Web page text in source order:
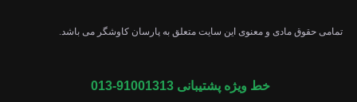
تمامی حقوق مادی و معنوی این سایت متعلق به پارسان کاوشگر می باشد.
خط ویژه پشتیبانی 91001313-013